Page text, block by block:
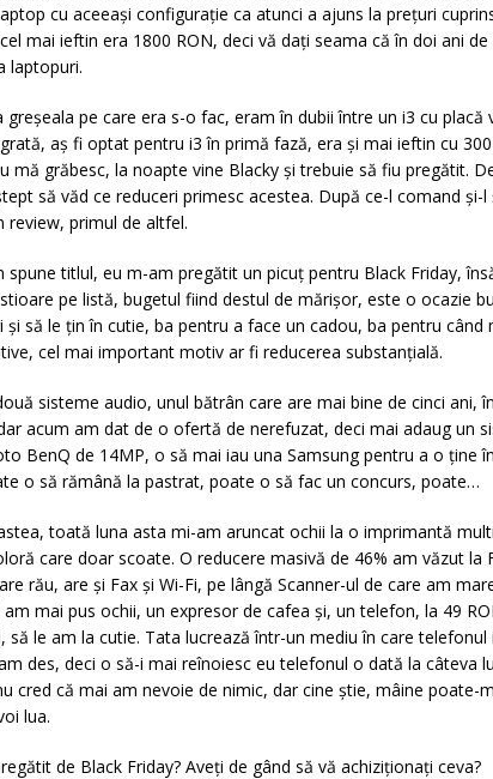
cu aceeași configurație ca atunci a ajuns la prețuri
mai ieftin era 1800 RON, deci vă dați seama că în doi ani
laptopuri.
greșeala pe care era s-o fac, eram în dubii între un i3 cu placă
aș fi optat pentru i3 în primă fază, era și mai ieftin cu
mă grăbesc, la noapte vine Blacky și trebuie să fiu pregătit.
să văd ce reduceri primesc acestea. După ce-l comand
review, primul de altfel.
spune titlul, eu m-am pregătit un picuț pentru Black Friday,
pe listă, bugetul fiind destul de mărișor, este o ocazie
și să le țin în cutie, ba pentru a face un cadou, ba pentru
cel mai important motiv ar fi reducerea substanțială.
sisteme audio, unul bătrân care are mai bine de cinci ani,
acum am dat de o ofertă de nerefuzat, deci mai adaug un
BenQ de 14MP, o să mai iau una Samsung pentru a o ține
o să rămână la pastrat, poate o să fac un concurs, poate…
toată luna asta mi-am aruncat ochii la o imprimantă
care doar scoate. O reducere masivă de 46% am văzut la
rău, are și Fax și Wi-Fi, pe lângă Scanner-ul de care am
mai pus ochii, un expresor de cafea și, un telefon, la 49
să le am la cutie. Tata lucrează într-un mediu în care
des, deci o să-i mai reînoiesc eu telefonul o dată la câteva
cred că mai am nevoie de nimic, dar cine știe, mâine poate-
lua.
de Black Friday? Aveți de gând să vă achiziționați ceva?